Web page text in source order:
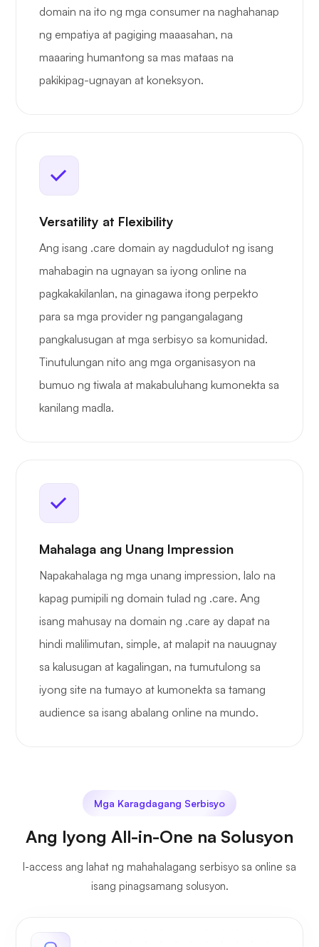
domain na ito ng mga consumer na naghahanap
ng empatiya at pagiging maaasahan, na
maaaring humantong sa mas mataas na
pakikipag-ugnayan at koneksyon.
Versatility at Flexibility
Ang isang .care domain ay nagdudulot ng isang
mahabagin na ugnayan sa iyong online na
pagkakakilanlan, na ginagawa itong perpekto
para sa mga provider ng pangangalagang
pangkalusugan at mga serbisyo sa komunidad.
Tinutulungan nito ang mga organisasyon na
bumuo ng tiwala at makabuluhang kumonekta sa
kanilang madla.
Mahalaga ang Unang Impression
Napakahalaga ng mga unang impression, lalo na
kapag pumipili ng domain tulad ng .care. Ang
isang mahusay na domain ng .care ay dapat na
hindi malilimutan, simple, at malapit na nauugnay
sa kalusugan at kagalingan, na tumutulong sa
iyong site na tumayo at kumonekta sa tamang
audience sa isang abalang online na mundo.
Mga Karagdagang Serbisyo
Ang Iyong All-in-One na Solusyon
I-access ang lahat ng mahahalagang serbisyo sa online sa
isang pinagsamang solusyon.